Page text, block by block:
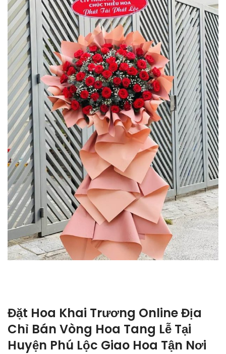
Đặt Hoa Khai Trương Online Địa
Chỉ Bán Vòng Hoa Tang Lễ Tại
Huyện Phú Lộc Giao Hoa Tận Nơi